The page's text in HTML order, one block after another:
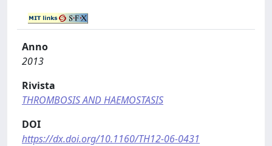
Anno
2013
Rivista
THROMBOSIS AND HAEMOSTASIS
DOI
https://dx.doi.org/10.1160/TH12-06-0431